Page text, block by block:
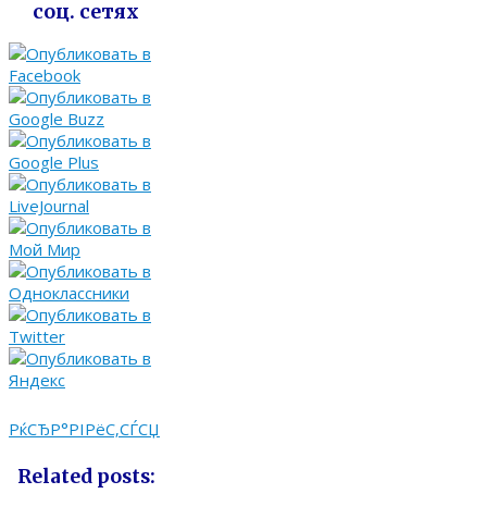
соц. сетях
РќСЂР°РІРёС‚СЃСЏ
Related posts: